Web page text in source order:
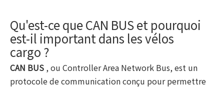
Qu'est-ce que CAN BUS et pourquoi
est-il important dans les vélos
cargo ?
CAN BUS , ou Controller Area Network Bus, est un
protocole de communication conçu pour permettre